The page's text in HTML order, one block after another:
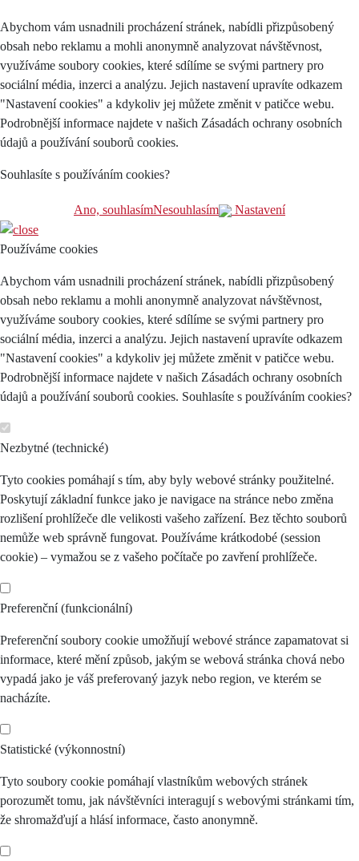
Abychom vám usnadnili procházení stránek, nabídli přizpůsobený
obsah nebo reklamu a mohli anonymně analyzovat návštěvnost,
využíváme soubory cookies, které sdílíme se svými partnery pro
sociální média, inzerci a analýzu. Jejich nastavení upravíte odkazem
"Nastavení cookies" a kdykoliv jej můžete změnit v patičce webu.
Podrobnější informace najdete v našich Zásadách ochrany osobních
údajů a používání souborů cookies.
Souhlasíte s používáním cookies?
Ano, souhlasímNesouhlasím Nastavení
Používáme cookies
Abychom vám usnadnili procházení stránek, nabídli přizpůsobený
obsah nebo reklamu a mohli anonymně analyzovat návštěvnost,
využíváme soubory cookies, které sdílíme se svými partnery pro
sociální média, inzerci a analýzu. Jejich nastavení upravíte odkazem
"Nastavení cookies" a kdykoliv jej můžete změnit v patičce webu.
Podrobnější informace najdete v našich Zásadách ochrany osobních
údajů a používání souborů cookies. Souhlasíte s používáním cookies?
Nezbytné (technické)
Tyto cookies pomáhají s tím, aby byly webové stránky použitelné.
Poskytují základní funkce jako je navigace na stránce nebo změna
rozlišení prohlížeče dle velikosti vašeho zařízení. Bez těchto souborů
nemůže web správně fungovat. Používáme krátkodobé (session
cookie) – vymažou se z vašeho počítače po zavření prohlížeče.
Preferenční (funkcionální)
Preferenční soubory cookie umožňují webové stránce zapamatovat si
informace, které mění způsob, jakým se webová stránka chová nebo
vypadá jako je váš preferovaný jazyk nebo region, ve kterém se
nacházíte.
Statistické (výkonnostní)
Tyto soubory cookie pomáhají vlastníkům webových stránek
porozumět tomu, jak návštěvníci interagují s webovými stránkami tím,
že shromažďují a hlásí informace, často anonymně.